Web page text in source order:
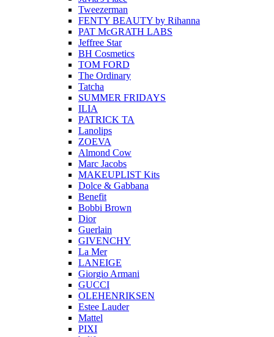
Tweezerman
FENTY BEAUTY by Rihanna
PAT McGRATH LABS
Jeffree Star
BH Cosmetics
TOM FORD
The Ordinary
Tatcha
SUMMER FRIDAYS
ILIA
PATRICK TA
Lanolips
ZOEVA
Almond Cow
Marc Jacobs
MAKEUPLIST Kits
Dolce & Gabbana
Benefit
Bobbi Brown
Dior
Guerlain
GIVENCHY
La Mer
LANEIGE
Giorgio Armani
GUCCI
OLEHENRIKSEN
Estee Lauder
Mattel
PIXI